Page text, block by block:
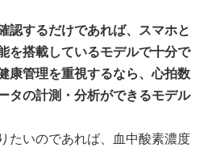
認するだけであれば、スマホと
を搭載しているモデルで十分で
康管理を重視するなら、心拍数
タの計測・分析ができるモデル
たいのであれば、血中酸素濃度